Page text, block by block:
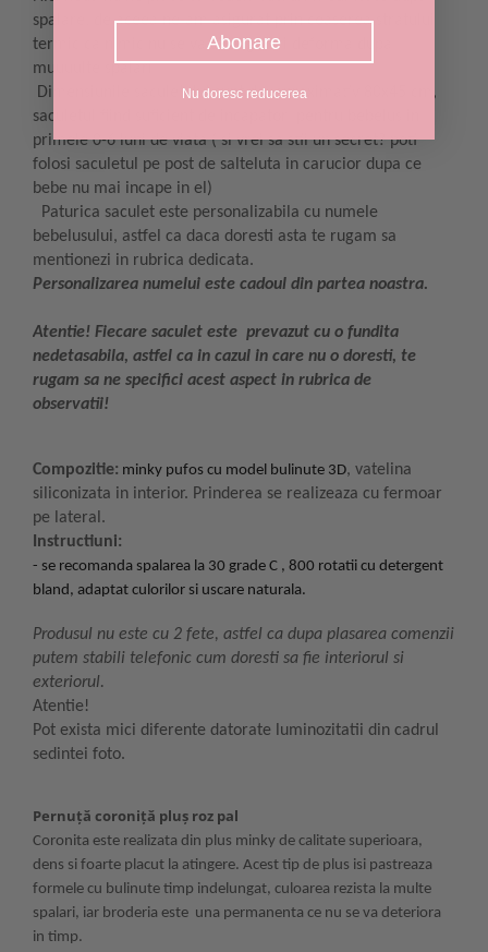
spalare, de aceea ne-am asigurat prin coaserea stratului
termic ca nimic nu se va strange ori deforma dupa
muuuulte spalari.
Dimensiunile saculetului sunt de aproximativ 80x45 cm,
saculetul fiind suficient de incapator pentru bebelus in
primele 0-6 luni de viata ( si vrei sa stii un secret? poti
folosi saculetul pe post de salteluta in carucior dupa ce
bebe nu mai incape in el)
Paturica saculet este personalizabila cu numele
bebelusului, astfel ca daca doresti asta te rugam sa
mentionezi in rubrica dedicata.
Personalizarea numelui este cadoul din partea noastra.
Atentie! Fiecare saculet este prevazut cu o fundita
nedetasabila, astfel ca in cazul in care nu o doresti, te
rugam sa ne specifici acest aspect in rubrica de
observatii!
Compozitie: minky pufos cu model bulinute 3D, vatelina
siliconizata in interior. Prinderea se realizeaza cu fermoar
pe lateral.
Instructiuni:
- se recomanda spalarea la 30 grade C , 800 rotatii cu detergent
bland, adaptat culorilor si uscare naturala.
Produsul nu este cu 2 fete, astfel ca dupa plasarea comenzii
putem stabili telefonic cum doresti sa fie interiorul si
exteriorul.
Atentie!
Pot exista mici diferente datorate luminozitatii din cadrul
sedintei foto.
Pernuță coroniță pluș roz pal
Coronita este realizata din plus minky de calitate superioara,
dens si foarte placut la atingere. Acest tip de plus isi pastreaza
formele cu bulinute timp indelungat, culoarea rezista la multe
spalari, iar broderia este una permanenta ce nu se va deteriora
in timp.
Abonare
Nu doresc reducerea